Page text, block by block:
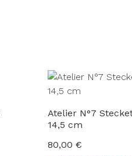
Atelier N°7
14,5 cm
Regulärer Preis:
80,00 €